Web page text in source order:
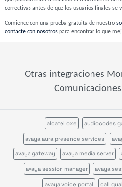
correctivas antes de que los usuarios finales se
Comience con una prueba gratuita de nuestro
contacte con nosotrospara encontrar lo que
Otras integraciones
alcatel oxe audiocodes
avaya aura presence services
avaya gateway avaya media server
avaya session manager avaya
avaya voice portal call